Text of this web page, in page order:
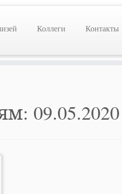
Коллеги Контакты
09.05.2020